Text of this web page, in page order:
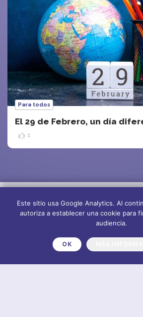
Para todos
El 29 de Febrero, un día
1
Este sitio usa Google Analytics. Al
autoriza a establecer una cookie para
audiencia.
OK